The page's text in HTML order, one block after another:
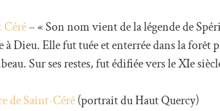
Céré– « Son nom vient de la légende de
à Dieu. Elle fut tuée et enterrée dans la forêt
Sur ses restes, fut édifiée vers le XIe
de Saint-Céré(portrait du Haut Quercy)